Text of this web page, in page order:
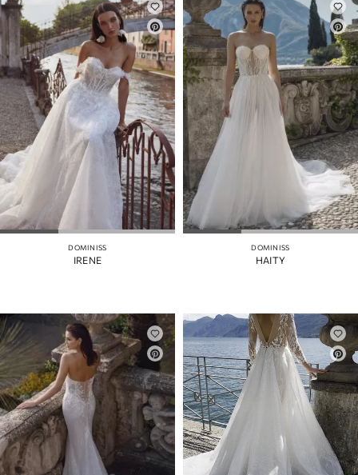
DOMINISS
IRENE
DOMINISS
HAITY